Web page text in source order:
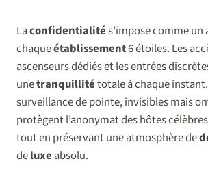
Laconfidentialités’impose comme un
chaqueétablissement6 étoiles. Les
ascenseurs dédiés et les entrées
unetranquillitétotale à chaque
surveillance de pointe, invisibles mais
protègent l’anonymat des hôtes
tout en préservant une atmosphère de
deluxe absolu.